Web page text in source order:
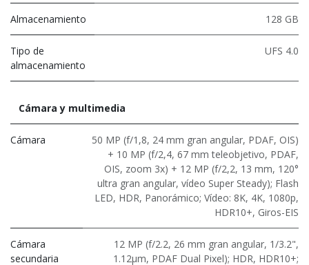
Almacenamiento 128 GB
Tipo de
almacenamiento
UFS 4.0
Cámara y multimedia
Cámara
50 MP (f/1,8, 24 mm gran angular, PDAF, OIS)
+ 10 MP (f/2,4, 67 mm teleobjetivo, PDAF,
OIS, zoom 3x) + 12 MP (f/2,2, 13 mm, 120°
ultra gran angular, vídeo Super Steady); Flash
LED, HDR, Panorámico; Vídeo: 8K, 4K, 1080p,
HDR10+, Giros-EIS
Cámara
secundaria
12 MP (f/2.2, 26 mm gran angular, 1/3.2",
1.12μm, PDAF Dual Pixel); HDR, HDR10+;